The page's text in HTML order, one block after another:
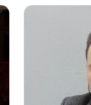
Специалист по Авито,